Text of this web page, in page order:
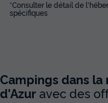
*Consulter le détail de
spécifiques
Campings dans
d'Azuravec des